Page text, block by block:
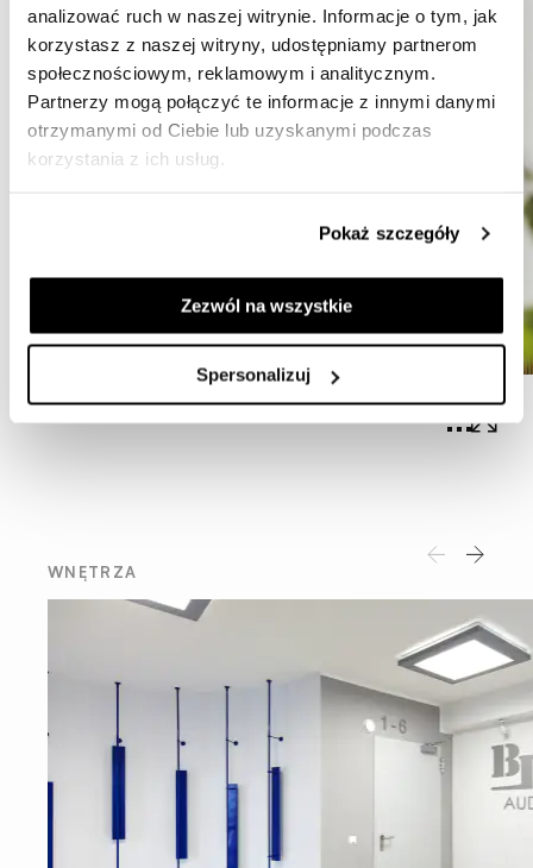
analizować ruch w naszej witrynie. Informacje o tym, jak
korzystasz z naszej witryny, udostępniamy partnerom
społecznościowym, reklamowym i analitycznym.
Partnerzy mogą połączyć te informacje z innymi danymi
otrzymanymi od Ciebie lub uzyskanymi podczas
korzystania z ich usług.
Pokaż szczegóły
Zezwól na wszystkie
Spersonalizuj
WNĘTRZA